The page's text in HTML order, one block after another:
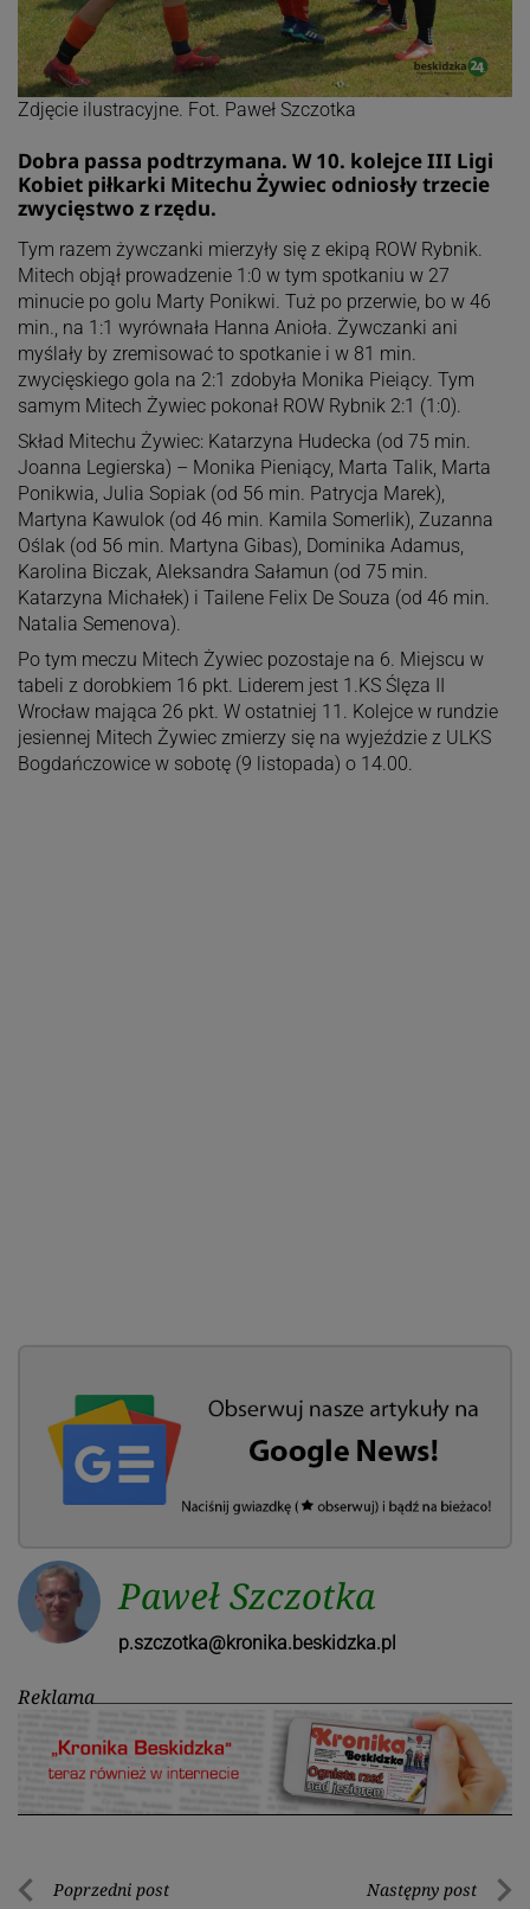
Zdjęcie ilustracyjne. Fot. Paweł Szczotka
Dobra passa podtrzymana. W 10. kolejce III Ligi
Kobiet piłkarki Mitechu Żywiec odniosły trzecie
zwycięstwo z rzędu.
Tym razem żywczanki mierzyły się z ekipą ROW Rybnik.
Mitech objął prowadzenie 1:0 w tym spotkaniu w 27
minucie po golu Marty Ponikwi. Tuż po przerwie, bo w 46
min., na 1:1 wyrównała Hanna Anioła. Żywczanki ani
myślały by zremisować to spotkanie i w 81 min.
zwycięskiego gola na 2:1 zdobyła Monika Pieiący. Tym
samym Mitech Żywiec pokonał ROW Rybnik 2:1 (1:0).
Skład Mitechu Żywiec: Katarzyna Hudecka (od 75 min.
Joanna Legierska) – Monika Pieniący, Marta Talik, Marta
Ponikwia, Julia Sopiak (od 56 min. Patrycja Marek),
Martyna Kawulok (od 46 min. Kamila Somerlik), Zuzanna
Oślak (od 56 min. Martyna Gibas), Dominika Adamus,
Karolina Biczak, Aleksandra Sałamun (od 75 min.
Katarzyna Michałek) i Tailene Felix De Souza (od 46 min.
Natalia Semenova).
Po tym meczu Mitech Żywiec pozostaje na 6. Miejscu w
tabeli z dorobkiem 16 pkt. Liderem jest 1.KS Ślęza II
Wrocław mająca 26 pkt. W ostatniej 11. Kolejce w rundzie
jesiennej Mitech Żywiec zmierzy się na wyjeździe z ULKS
Bogdańczowice w sobotę (9 listopada) o 14.00.
Paweł Szczotka
p.szczotka@kronika.beskidzka.pl
Reklama
Nawigacja
Poprzedni post Następny post